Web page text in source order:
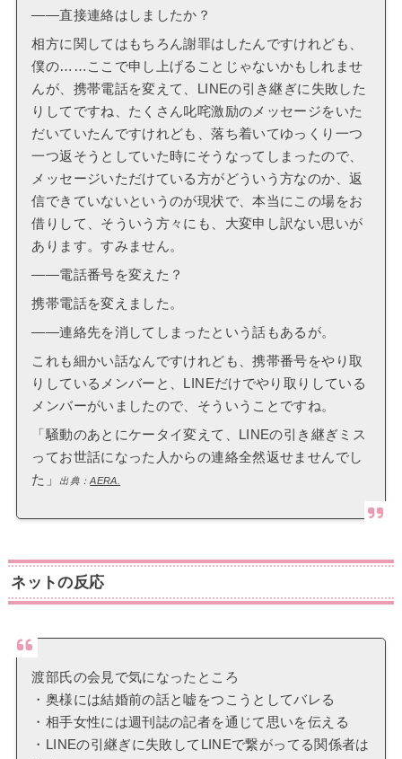
――直接連絡はしましたか？
相方に関してはもちろん謝罪はしたんですけれども、
僕の……ここで申し上げることじゃないかもしれませ
んが、携帯電話を変えて、LINEの引き継ぎに失敗した
りしてですね、たくさん叱咤激励のメッセージをいた
だいていたんですけれども、落ち着いてゆっくり一つ
一つ返そうとしていた時にそうなってしまったので、
メッセージいただけている方がどういう方なのか、返
信できていないというのが現状で、本当にこの場をお
借りして、そういう方々にも、大変申し訳ない思いが
あります。すみません。
――電話番号を変えた？
携帯電話を変えました。
――連絡先を消してしまったという話もあるが。
これも細かい話なんですけれども、携帯番号をやり取
りしているメンバーと、LINEだけでやり取りしている
メンバーがいましたので、そういうことですね。
「騒動のあとにケータイ変えて、LINEの引き継ぎミス
ってお世話になった人からの連絡全然返せませんでし
た」
出典：AERA.
ネットの反応
渡部氏の会見で気になったところ
・奥様には結婚前の話と嘘をつこうとしてバレる
・相手女性には週刊誌の記者を通じて思いを伝える
・LINEの引継ぎに失敗してLINEで繋がってる関係者は